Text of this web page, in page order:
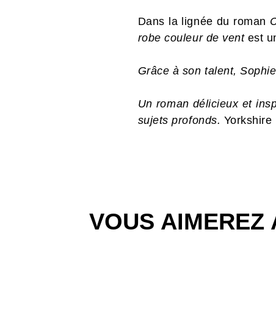
Dans la lignée du roman
robe couleur de vent est
Grâce à son talent,
Un roman délicieux et
sujets profonds. Yorkshire
VOUS AIMEREZ